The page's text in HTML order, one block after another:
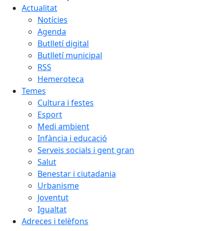
Actualitat
Notícies
Agenda
Butlletí digital
Butlletí municipal
RSS
Hemeroteca
Temes
Cultura i festes
Esport
Medi ambient
Infància i educació
Serveis socials i gent gran
Salut
Benestar i ciutadania
Urbanisme
Joventut
Igualtat
Adreces i telèfons